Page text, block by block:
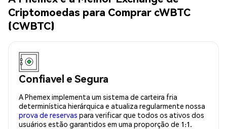
Criptomoedas para Comprar cWBTC
(CWBTC)
Confiavel e Segura
A Phemex implementa um sistema de carteira fria
determinística hierárquica e atualiza regularmente nossa
prova de reservas para verificar que todos os ativos dos
usuários estão garantidos em uma proporção de 1:1.